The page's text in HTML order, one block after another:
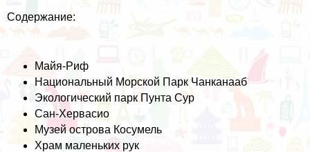
Содержание:
Майя-Риф
Национальный Морской Парк Чанканааб
Экологический парк Пунта Сур
Сан-Хервасио
Музей острова Косумель
Храм маленьких рук